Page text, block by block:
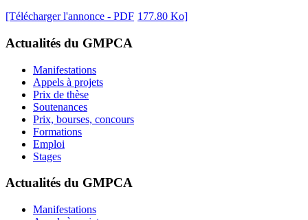
[Télécharger l'annonce - PDF 177.80 Ko]
Actualités du GMPCA
Manifestations
Appels à projets
Prix de thèse
Soutenances
Prix, bourses, concours
Formations
Emploi
Stages
Actualités du GMPCA
Manifestations